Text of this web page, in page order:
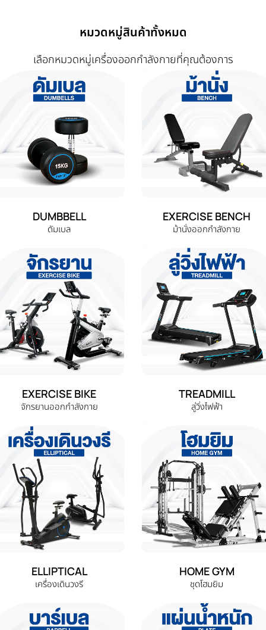
หมวดหมู่สินค้าทั้งหมด
เลือกหมวดหมู่เครื่องออกกำลังกายที่คุณต้องการ
DUMBBELL
ดัมเบล
EXERCISE BENCH
ม้านั่งออกกำลังกาย
EXERCISE BIKE
จักรยานออกกำลังกาย
TREADMILL
ลู่วิ่งไฟฟ้า
ELLIPTICAL
เครื่องเดินวงรี
HOME GYM
ชุดโฮมยิม